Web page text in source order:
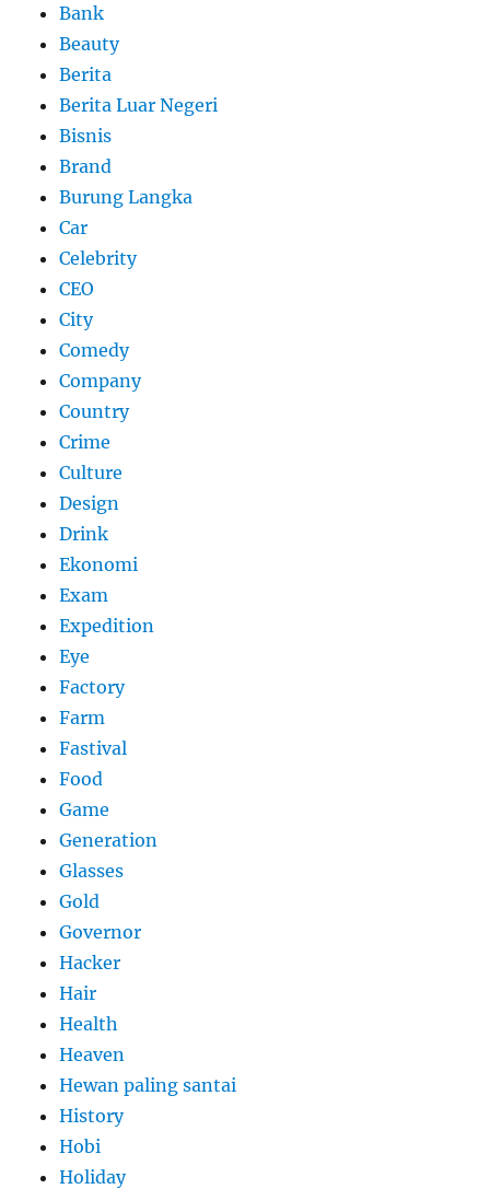
Bank
Beauty
Berita
Berita Luar Negeri
Bisnis
Brand
Burung Langka
Car
Celebrity
CEO
City
Comedy
Company
Country
Crime
Culture
Design
Drink
Ekonomi
Exam
Expedition
Eye
Factory
Farm
Fastival
Food
Game
Generation
Glasses
Gold
Governor
Hacker
Hair
Health
Heaven
Hewan paling santai
History
Hobi
Holiday